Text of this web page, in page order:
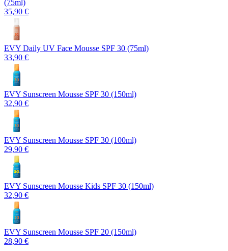
(75ml)
35,90 €
EVY Daily UV Face Mousse SPF 30 (75ml)
33,90 €
EVY Sunscreen Mousse SPF 30 (150ml)
32,90 €
EVY Sunscreen Mousse SPF 30 (100ml)
29,90 €
EVY Sunscreen Mousse Kids SPF 30 (150ml)
32,90 €
EVY Sunscreen Mousse SPF 20 (150ml)
28,90 €